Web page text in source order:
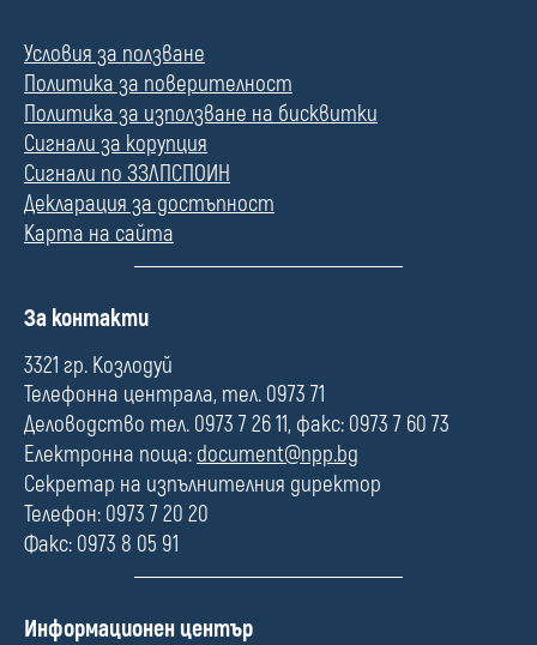
Условия за ползване
Политика за поверителност
Политика за използване на бисквитки
Сигнали за корупция
Сигнали по ЗЗЛПСПОИН
Декларация за достъпност
Карта на сайта
П
л
е
За контакти
3321 гр. Козлодуй
Телефонна централа, тел. 0973 71
Деловодство тел. 0973 7 26 11, факс: 0973 7 60 73
Електронна поща: document@npp.bg
Секретар на изпълнителния директор
Телефон: 0973 7 20 20
Факс: 0973 8 05 91
П
Информационен център